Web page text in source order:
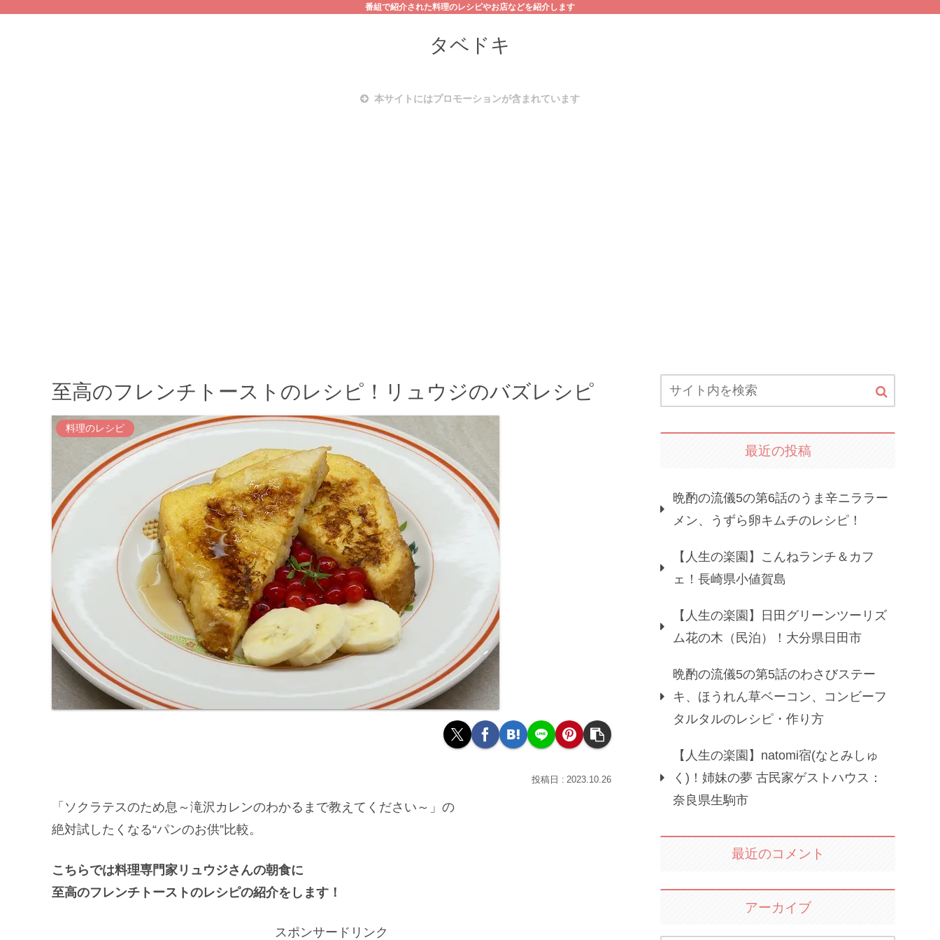
番組で紹介された料理のレシピやお店などを紹介します
タベドキ
本サイトにはプロモーションが含まれています
至高のフレンチトーストのレシピ！リュウジのバズレシピ
料理のレシピ
2023.10.26
「ソクラテスのため息～滝沢カレンのわかるまで教えてください～」の
絶対試したくなる“パンのお供”比較。
こちらでは料理専門家リュウジさんの朝食に
至高のフレンチトーストのレシピの紹介をします！
スポンサードリンク
最近の投稿
晩酌の流儀5の第6話のうま辛ニララー
メン、うずら卵キムチのレシピ！
【人生の楽園】こんねランチ＆カフ
ェ！長崎県小値賀島
【人生の楽園】日田グリーンツーリズ
ム花の木（民泊）！大分県日田市
晩酌の流儀5の第5話のわさびステー
キ、ほうれん草ベーコン、コンビーフ
タルタルのレシピ・作り方
【人生の楽園】natomi宿(なとみしゅ
く)！姉妹の夢 古民家ゲストハウス：
奈良県生駒市
最近のコメント
アーカイブ